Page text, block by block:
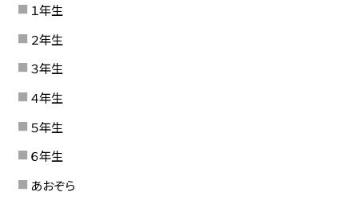
１年生
２年生
３年生
４年生
５年生
６年生
あおぞら